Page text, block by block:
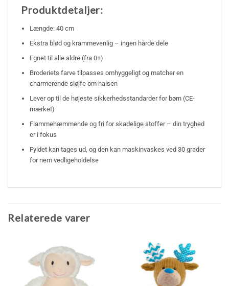
Produktdetaljer:
Længde: 40 cm
Ekstra blød og krammevenlig – ingen hårde dele
Egnet til alle aldre (fra 0+)
Broderiets farve tilpasses omhyggeligt og matcher en
charmerende sløjfe om halsen
Lever op til de højeste sikkerhedsstandarder for børn (CE-
mærket)
Flammehæmmende og fri for skadelige stoffer – din tryghed
er i fokus
Fyldet kan tages ud, og den kan maskinvaskes ved 30 grader
for nem vedligeholdelse
Relaterede varer